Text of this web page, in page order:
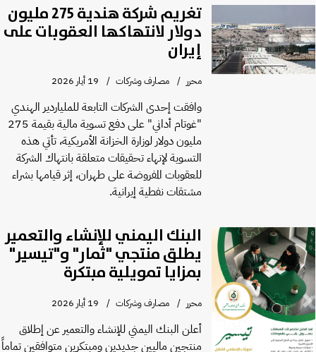
تغريم شركة هندية 275 مليون
دولار لانتهاكها العقوبات على
إيران
محرر مصارف وشركات 19 أيار 2026
وافقت إحدى الشركات التابعة للملياردير الهندي
"غوتام أداني" على دفع تسوية مالية بقيمة 275
مليون دولار لوزارة الخزانة الأمريكية، تأتي هذه
التسوية لإنهاء تحقيقات متعلقة بانتهاك الشركة
للعقوبات المفروضة على طهران، إثر قيامها بشراء
مشتقات نفطية إيرانية.
البنك اليمني للإنشاء والتعمير
يطلق منتجي "ثمار" و"تيسير"
بمزايا تمويلية مبتكرة
محرر مصارف وشركات 19 أيار 2026
أعلن البنك اليمني للإنشاء والتعمير عن إطلاق
منتجين ماليين جديدين ومبتكرين متوافقين تماماً
Previous Next